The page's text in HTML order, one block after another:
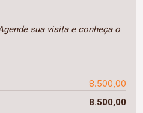
sua visita e conheça o
8.500,00
8.500,00